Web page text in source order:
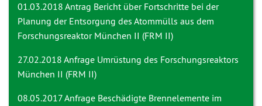
01.03.2018 Antrag Bericht über Fortschritte bei der
Planung der Entsorgung des Atommülls aus dem
Forschungsreaktor München II (FRM II)
27.02.2018 Anfrage Umrüstung des Forschungsreaktors
München II (FRM II)
08.05.2017 Anfrage Beschädigte Brennelemente im